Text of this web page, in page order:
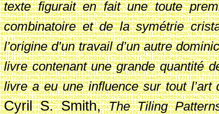
texte figurait en fait une toute
combinatoire et de la symétrie
l’origine d’un travail d’un autre
livre contenant une grande quantité
livre a eu une influence sur tout l’art
Cyril S. Smith,The Tiling